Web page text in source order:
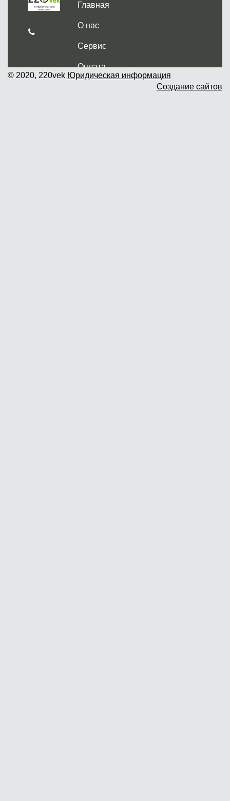
Главная
О нас
Сервис
Оплата
Доставка и самовывоз
© 2020, 220vek Юридическая информация
Создание сайтов